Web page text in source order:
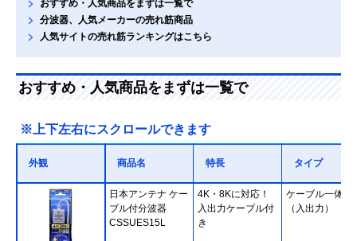
おすすめ・人気商品をまずは一覧で
分波器、人気メーカーの売れ筋商品
人気サイトの売れ筋ランキングはこちら
おすすめ・人気商品をまずは一覧で
※上下左右にスクロールできます
外観 商品名 特長 タイプ
日本アンテナ ケー
ブル付分波器
CSSUES15L
4K・8Kに対応！
入出力ケーブル付
き
ケーブル一体型
（入出力）